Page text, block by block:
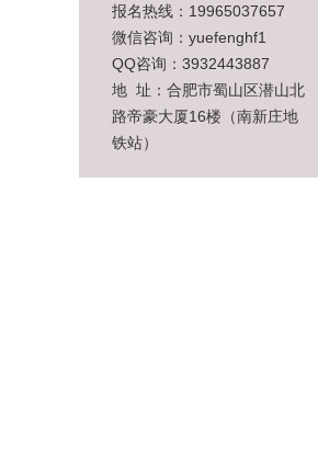
报名热线：19965037657
微信咨询：yuefenghf1
QQ咨询：3932443887
地 址：合肥市蜀山区潜山北
路帝豪大厦16楼（南新庄地
铁站）